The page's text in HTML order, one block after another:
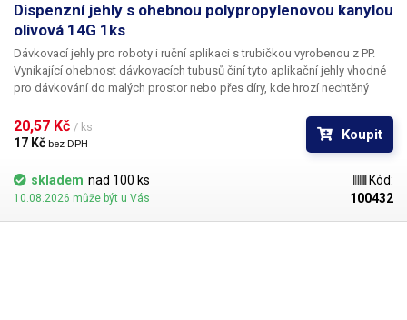
Dispenzní jehly s ohebnou polypropylenovou kanylou
olivová 14G 1ks
Dávkovací jehly pro roboty i ruční aplikaci s trubičkou vyrobenou z PP.
Vynikající ohebnost dávkovacích tubusů činí tyto aplikační jehly vhodné
pro dávkování do malých prostor nebo přes díry, kde hrozí nechtěný
popřípadě hrozí poškození obrobku nechtěným kontaktem s hrotem
jehly.
20,57 Kč / ks
17 Kč bez DPH
Koupit
skladem nad 100 ks
10.08.2026 může být u Vás
Kód:
100432